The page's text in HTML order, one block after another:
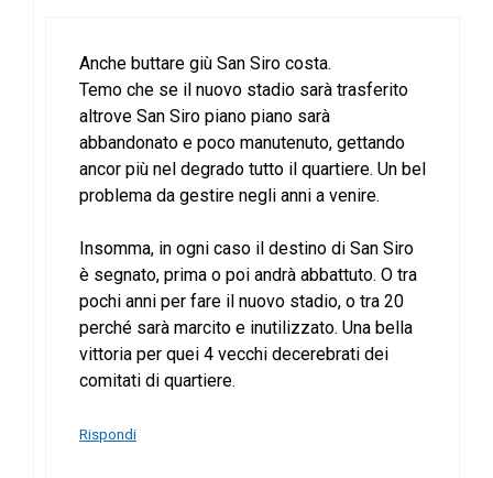
Anche buttare giù San Siro costa.
Temo che se il nuovo stadio sarà trasferito
altrove San Siro piano piano sarà
abbandonato e poco manutenuto, gettando
ancor più nel degrado tutto il quartiere. Un bel
problema da gestire negli anni a venire.
Insomma, in ogni caso il destino di San Siro
è segnato, prima o poi andrà abbattuto. O tra
pochi anni per fare il nuovo stadio, o tra 20
perché sarà marcito e inutilizzato. Una bella
vittoria per quei 4 vecchi decerebrati dei
comitati di quartiere.
Rispondi